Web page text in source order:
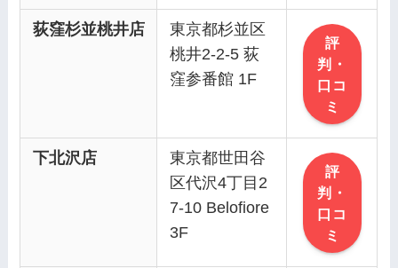
荻窪杉並桃井店
東京都杉並区
桃井2-2-5 荻
窪参番館 1F
評
判・
口コ
ミ
下北沢店
東京都世田谷
区代沢4丁目2
7-10 Belofiore
3F
評
判・
口コ
ミ